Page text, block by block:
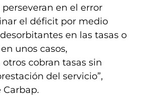
en el error
el déficit por medio
en las tasas o
unos casos,
cobran tasas sin
del servicio”,
Carbap.